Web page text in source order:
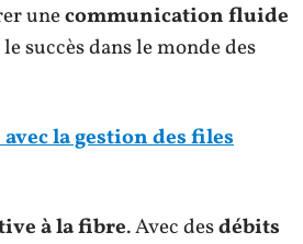
unecommunication fluide
succès dans le monde des
la gestion des files
à la fibre. Avec desdébits